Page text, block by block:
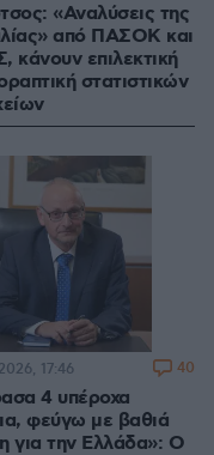
«Αναλύσεις της
από ΠΑΣΟΚ και
κάνουν επιλεκτική
στατιστικών
4 υπέροχα
φεύγω με βαθιά
για την Ελλάδα»: Ο
17:46 40